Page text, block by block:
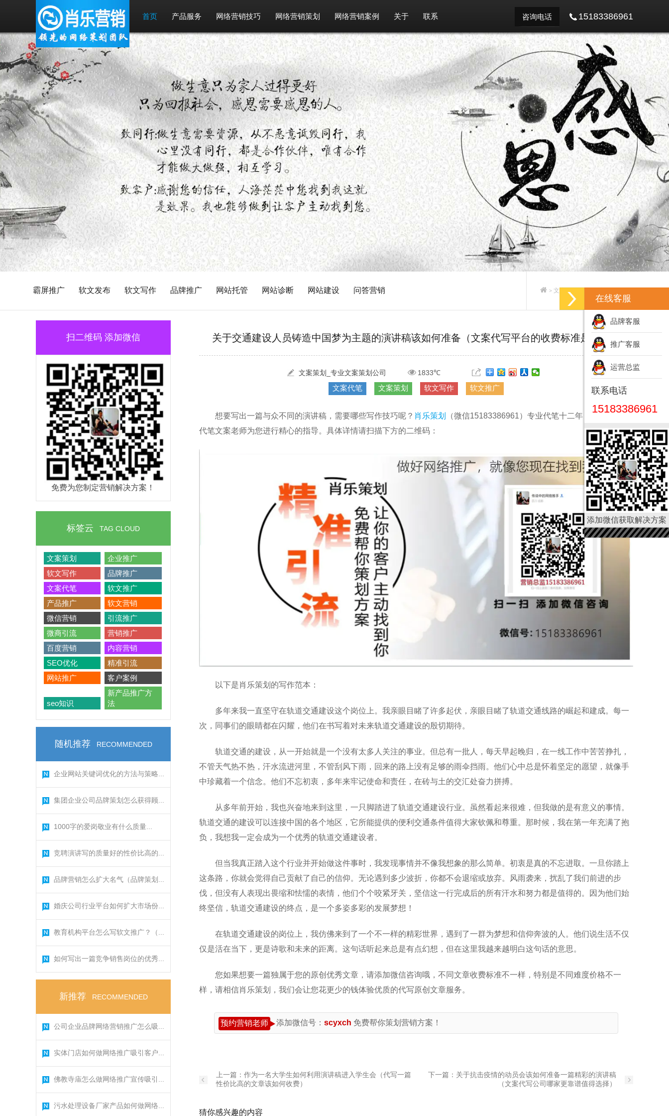
首页 产品服务 网络营销技巧 网络营销策划 网络营销案例 关于 联系 咨询电话 15183386961
霸屏推广 软文发布 软文写作 品牌推广 网站托管 网站诊断 网站建设 问答营销 > 文案策划_专业文案策划公司
扫二维码 添加微信
免费为您制定营销解决方案！
标签云 TAG CLOUD
文案策划
企业推广
软文写作
品牌推广
文案代笔
软文推广
产品推广
软文营销
微信营销
引流推广
微商引流
营销推广
百度营销
内容营销
SEO优化
精准引流
网站推广
客户案例
seo知识
新产品推广方
法
随机推荐 RECOMMENDED
企业网站关键词优化的方法与策略...
集团企业公司品牌策划怎么获得顾...
1000字的爱岗敬业有什么质量...
竞聘演讲写的质量好的性价比高的...
品牌营销怎么扩大名气（品牌策划...
婚庆公司行业平台如何扩大市场份...
教育机构平台怎么写软文推广？（...
如何写出一篇竞争销售岗位的优秀...
新推荐 RECOMMENDED
公司企业品牌网络营销推广怎么吸...
实体门店如何做网络推广吸引客户...
佛教寺庙怎么做网络推广宣传吸引...
污水处理设备厂家产品如何做网络...
关于交通建设人员铸造中国梦为主题的演讲稿该如何准备（文案代写平台的收费标准是什么）
文案策划_专业文案策划公司 1833℃
文案代笔 文案策划 软文写作 软文推广
想要写出一篇与众不同的演讲稿，需要哪些写作技巧呢？ 肖乐策划
（微信15183386961）专业代笔十二年，数百位硕博
代笔文案老师为您进行精心的指导。具体详情请扫描下方的二维码：
以下是肖乐策划的写作范本：
多年来我一直坚守在轨道交通建设这个岗位上。我亲眼目睹了许多起伏，亲眼目睹了轨道交通线路的崛起和建成。每一
次，同事们的眼睛都在闪耀，他们在书写着对未来轨道交通建设的殷切期待。
轨道交通的建设，从一开始就是一个没有太多人关注的事业。但总有一批人，每天早起晚归，在一线工作中苦苦挣扎，
不管天气热不热，汗水流进河里，不管刮风下雨，回来的路上没有足够的雨伞挡雨。他们心中总是怀着坚定的愿望，就像手
中珍藏着一个信念。他们不忘初衷，多年来牢记使命和责任，在砖与土的交汇处奋力拼搏。
从多年前开始，我也兴奋地来到这里，一只脚踏进了轨道交通建设行业。虽然看起来很难，但我做的是有意义的事情。
轨道交通的建设可以连接中国的各个地区，它所能提供的便利交通条件值得大家钦佩和尊重。那时候，我在第一年充满了抱
负，我想我一定会成为一个优秀的轨道交通建设者。
但当我真正踏入这个行业并开始做这件事时，我发现事情并不像我想象的那么简单。初衷是真的不忘进取。一旦你踏上
这条路，你就会觉得自己贡献了自己的信仰。无论遇到多少波折，你都不会退缩或放弃。风雨袭来，扰乱了我们前进的步
伐，但没有人表现出畏缩和怯懦的表情，他们个个咬紧牙关，坚信这一行完成后的所有汗水和努力都是值得的。因为他们始
终坚信，轨道交通建设的终点，是一个多姿多彩的发展梦想！
在轨道交通建设的岗位上，我仿佛来到了一个不一样的精彩世界，遇到了一群为梦想和信仰奔波的人。他们说生活不仅
仅是活在当下，更是诗歌和未来的距离。这句话听起来总是有点幻想，但在这里我越来越明白这句话的意思。
您如果想要一篇独属于您的原创优秀文章，请添加微信咨询哦，不同文章收费标准不一样，特别是不同难度价格不一
样，请相信肖乐策划，我们会让您花更少的钱体验优质的代写原创文章服务。
预约营销老师 添加微信号： scyxch 免费帮你策划营销方案！
上一篇： 作为一名大学生如何利用演讲稿进入学生会（代写一篇
性价比高的文章该如何收费）
下一篇： 关于抗击疫情的动员会该如何准备一篇精彩的演讲稿
（文案代写公司哪家更靠谱值得选择）
猜你感兴趣的内容
在线客服
品牌客服
推广客服
运营总监
联系电话
15183386961
添加微信获取解决方案